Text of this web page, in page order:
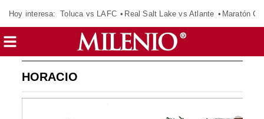
Hoy interesa: Toluca vs LAFC Real Salt Lake vs Atlante Maratón
HORACIO